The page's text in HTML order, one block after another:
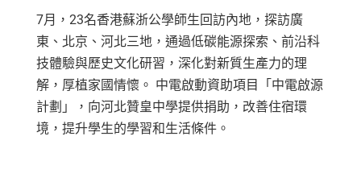
7月，23名香港蘇浙公學師生回訪內地，探訪廣
東、北京、河北三地，通過低碳能源探索、前沿科
技體驗與歷史文化研習，深化對新質生產力的理
解，厚植家國情懷。 中電啟動資助項目「中電啟源
計劃」，向河北贊皇中學提供捐助，改善住宿環
境，提升學生的學習和生活條件。